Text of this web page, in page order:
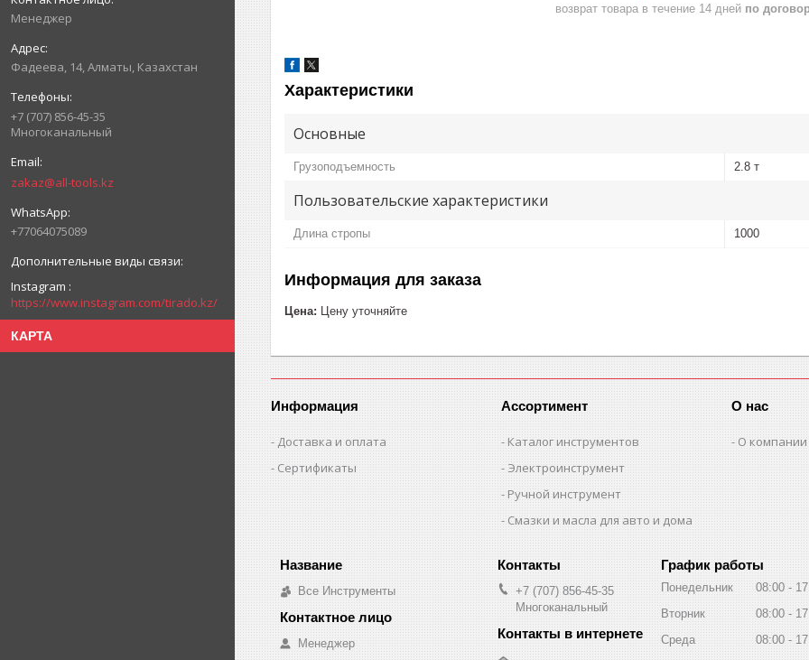
Менеджер
Фадеева, 14, Алматы, Казахстан
+7 (707) 856-45-35
Многоканальный
zakaz@all-tools.kz
+77064075089
Instagram
https://www.instagram.com/tirado.kz/
КАРТА
возврат товара в течение 14 дней по
Характеристики
Основные
Грузоподъемность 2.8 т
Пользовательские характеристики
Длина стропы 1000
Информация для заказа
Цена: Цену уточняйте
Информация
Доставка и оплата
Сертификаты
Ассортимент
Каталог инструментов
Электроинструмент
Ручной инструмент
Смазки и масла для авто и дома
О нас
О компании
Все Инструменты
Менеджер
+7 (707) 856-45-35
Многоканальный
График работы
Понедельник 08:00
Вторник
08:00
Среда
08:00